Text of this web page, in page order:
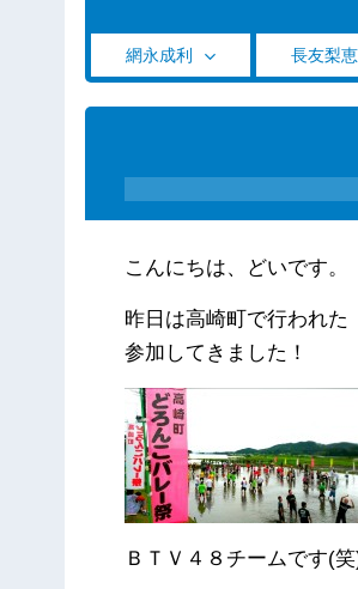
網永成利 長友梨恵
こんにちは、どいです。
昨日は高崎町で行われた
参加してきました！
ＢＴＶ４８チームです(